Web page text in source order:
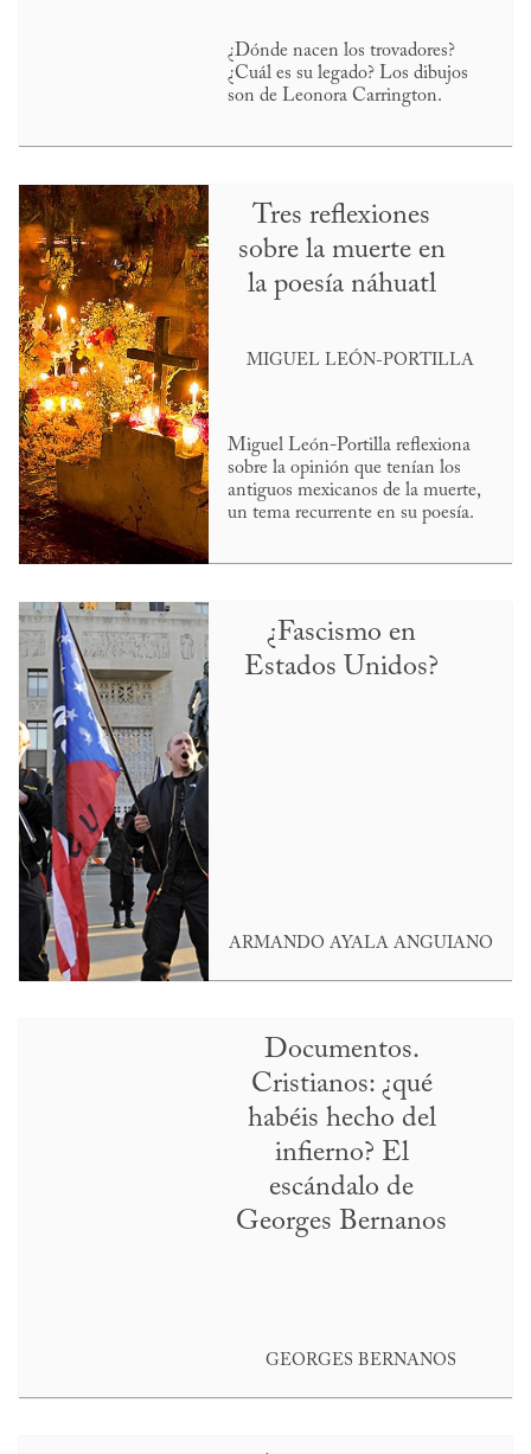
¿Dónde nacen los trovadores?
¿Cuál es su legado? Los dibujos
son de Leonora Carrington.
Tres reflexiones
sobre la muerte en
la poesía náhuatl
MIGUEL LEÓN-PORTILLA
Miguel León-Portilla reflexiona
sobre la opinión que tenían los
antiguos mexicanos de la muerte,
un tema recurrente en su poesía.
¿Fascismo en
Estados Unidos?
ARMANDO AYALA ANGUIANO
Documentos.
Cristianos: ¿qué
habéis hecho del
infierno? El
escándalo de
Georges Bernanos
GEORGES BERNANOS